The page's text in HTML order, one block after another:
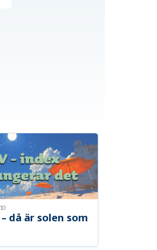
då är solen som